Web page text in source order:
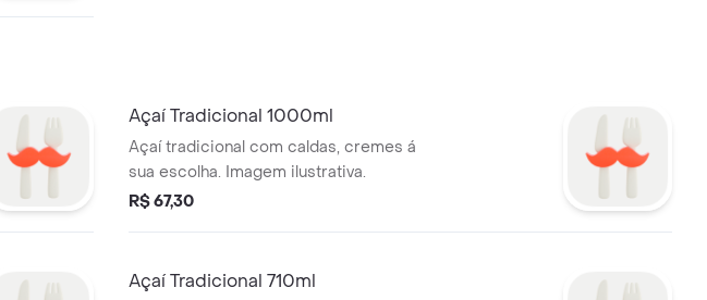
Açaí Tradicional 1000ml
Açaí tradicional com caldas, cremes á
sua escolha. Imagem ilustrativa.
R$ 67,30
Açaí Tradicional 710ml